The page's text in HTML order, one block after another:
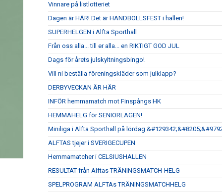
Vinnare på listlotteriet
Dagen är HÄR! Det är HANDBOLLSFEST i hallen!
SUPERHELGEN i Alfta Sporthall
Från oss alla... till er alla... en RIKTIGT GOD JUL
Dags för årets julskyltningsbingo!
Vill ni beställa föreningskläder som julklapp?
DERBYVECKAN ÄR HÄR
INFÖR hemmamatch mot Finspångs HK
HEMMAHELG för SENIORLAGEN!
Miniliga i Alfta Sporthall på lördag
ALFTAS tjejer i SVERIGECUPEN
Hemmamatcher i CELSIUSHALLEN
RESULTAT från Alftas TRÄNINGSMATCH-HELG
SPELPROGRAM ALFTAs TRÄNINGSMATCHHELG